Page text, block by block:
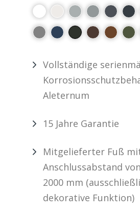
Vollständige
Aleternum
15 Jahre Garantie
Mitgelieferter Fuß
Anschlussabstand
2000 mm
dekorative Funktion)